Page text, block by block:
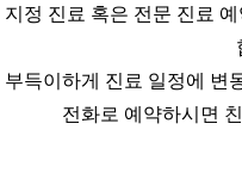
지정 진료 혹은 전문 진료
부득이하게 진료 일정에 변
전화로 예약하시면